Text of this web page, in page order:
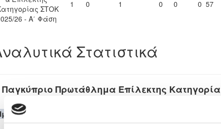
ΣΤΟΚ
26 - Α΄ Φάση
1 0 1 0 0 0 57
Στατιστικά
Παγκύπριο Πρωτάθλημα Επίλεκτης
Παγκύπριο